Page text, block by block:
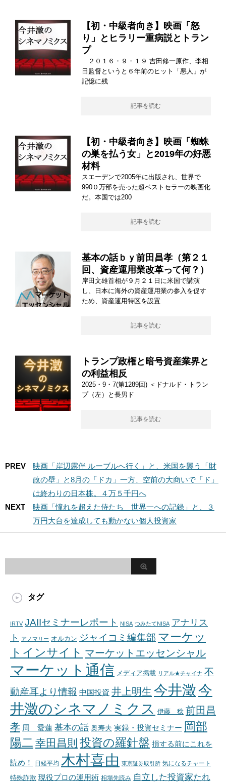
【初・中級者向き】映画「怒
り」とヒラリー重病説とトラン
プ
２０１６・９・１９ 吉田修一原作、李相
日監督というと６年前のヒット「悪人」が
記憶に残
記事を読む
【初・中級者向き】映画「蜘蛛
の巣を払う女」と2019年の好悪
材料
スエーデンで2005年に出版され、世界で
990０万部を売った超ベストセラーの映画化
だ。本国では200
記事を読む
基本の話ｂｙ前田昌孝（第２１
回、資産運用業改革って何？）
岸田文雄首相が９月２１日に米国で講演
し、日本に海外の資産運用業の参入を促す
ため、資産運用特区を設置
記事を読む
トランプ政権と暗号資産業界と
の利益相反
2025・9・7(第1289回) ＜ドナルド・トラン
プ（左）と長男ド
記事を読む
PREV
映画「岸辺露伴 ルーブルへ行く」と、米国を襲う「財
政の壁」と8月の「ドカ」一方、空前の大商いで「ド」
は終わりの日本株。４万５千円へ
NEXT
映画「憧れを超えた侍たち 世界一への記録」と、３
万円大台を達成しても動かない個人投資家
タグ
IRTV JAIIセミナーレポート NISA つみたてNISA アナリス
ト
アノマリー オルカン ジャイコミ編集部 マーケッ
トインサイト マーケットエッセンシャル
マーケット通信 メディア掲載 リアル★チャイナ 不
動産耳より情報 中国投資 井上明生 今井澂今
井澂のシネマノミクス 伊藤 稔 前田昌
孝 周 愛蓮 基本の話 奥寿夫 実録・投資セミナー 岡部
陽二 幸田昌則 投資の羅針盤 損する前にこれを
読め！ 日経平均 木村喜由 東京証券取引所 気になるチャート
特殊詐欺 現役プロの運用術 相場先読み 自立した投資家たれ